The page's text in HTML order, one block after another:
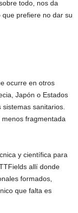
todo, nos da
que prefiere no dar su
ocurre en otros
Japón o Estados
sanitarios.
fragmentada
y científica para
allí donde
formados,
que falta es